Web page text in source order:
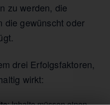
zu werden, die
die gewünscht oder
drei Erfolgsfaktoren,
wirkt: